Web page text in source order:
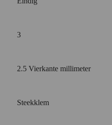
3
2.5 Vierkante millimeter
Steekklem